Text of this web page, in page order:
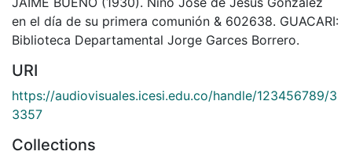
en el día de su primera comunión & 602638. GUACARI:
Biblioteca Departamental Jorge Garces Borrero.
URI
https://audiovisuales.icesi.edu.co/handle/123456789/3
3357
Collections